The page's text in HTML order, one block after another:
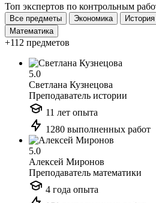
Топ экспертов по контрольным
Все предметы Экономика История
Математика
+112 предметов
5.0
Светлана Кузнецова
Преподаватель истории
11 лет опыта
1280 выполненных работ
5.0
Алексей Миронов
Преподаватель математики
4 года опыта